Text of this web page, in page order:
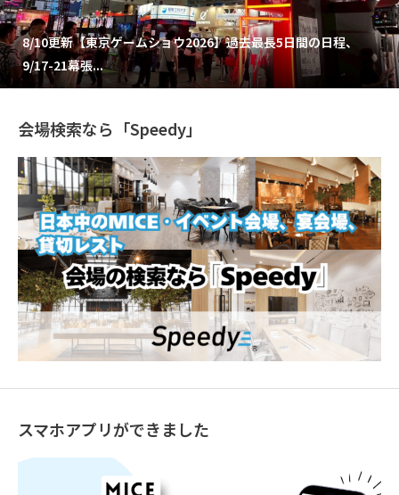
8/10更新【東京ゲームショウ2026】過去最長5日間の日程、
9/17-21幕張...
会場検索なら「Speedy」
スマホアプリができました